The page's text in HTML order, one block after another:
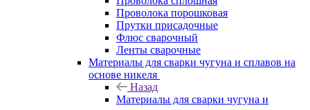
Проволока порошковая
Прутки присадочные
Флюс сварочный
Ленты сварочные
Материалы для сварки чугуна и сплавов на
основе никеля
Назад
Материалы для сварки чугуна и